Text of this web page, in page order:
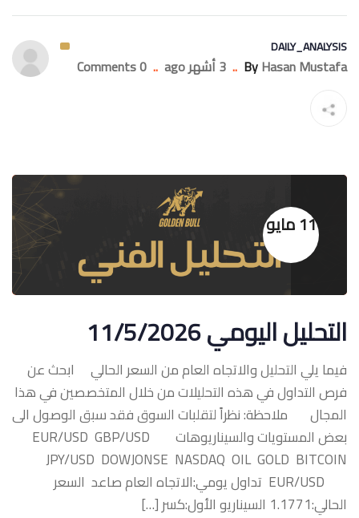
DAILY_ANALYSIS
ByHasan Mustafa
.. 3 أشهر ago ..
0 Comments
11 مايو
التحليل اليومي 11/5/2026
فيما يلي التحليل والاتجاه العام من السعر الحالي ابحث عن
فرص التداول في هذه التحليلات من خلال المتخصصين في هذا
المجال ملاحظة: نظراً لتقلبات السوق فقد سبق الوصول الى
بعض المستويات والسيناريوهات ‏EUR/USD GBP/USD
JPY/USD DOWJONSE NASDAQ OIL GOLD BITCOIN
‏EUR/USD تداول يومي:الاتجاه العام صاعد السعر
الحالي:1.1771 السيناريو الأول:كسر […]